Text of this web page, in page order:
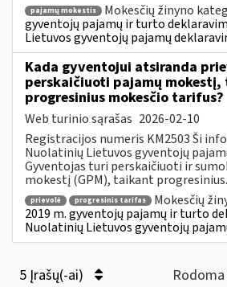
pajamų mokestis Mokesčių žinyno
gyventojų pajamų ir turto
Lietuvos gyventojų pajamų
Kada gyventojui atsiranda
perskaičiuoti pajamų
progresinius mokesčio tarifus?
Web turinio sąrašas 2026-02-10
Registracijos numeris KM2503 Ši
Nuolatinių Lietuvos gyventojų
Gyventojas turi perskaičiuoti ir
mokestį (GPM), taikant
prievolė progresinis tarifas
Mokesčių
2019 m. gyventojų pajamų ir turto
Nuolatinių Lietuvos gyventojų
5 Įrašų(-ai)